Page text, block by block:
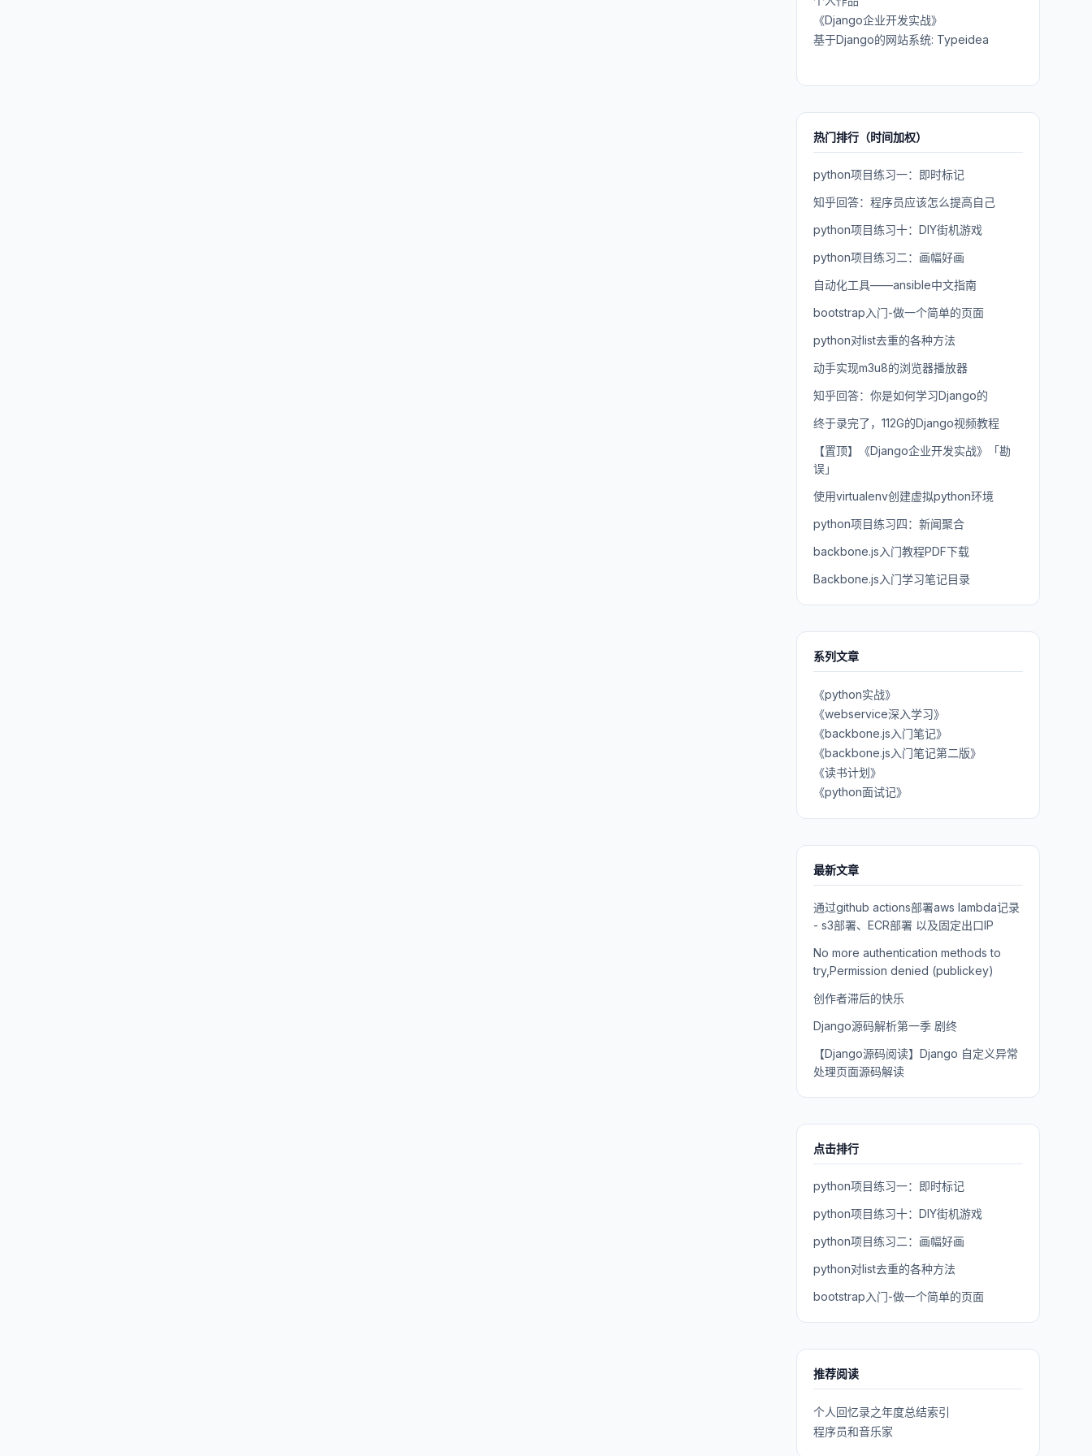
《Django企业开发实战》
基于Django的网站系统: Typeidea
热门排行（时间加权）
python项目练习一：即时标记
知乎回答：程序员应该怎么提高自己
python项目练习十：DIY街机游戏
python项目练习二：画幅好画
自动化工具——ansible中文指南
bootstrap入门-做一个简单的页面
python对list去重的各种方法
动手实现m3u8的浏览器播放器
知乎回答：你是如何学习Django的
终于录完了，112G的Django视频教程
【置顶】《Django企业开发实战》「勘
误」
使用virtualenv创建虚拟python环境
python项目练习四：新闻聚合
backbone.js入门教程PDF下载
Backbone.js入门学习笔记目录
系列文章
《python实战》
《webservice深入学习》
《backbone.js入门笔记》
《backbone.js入门笔记第二版》
《读书计划》
《python面试记》
最新文章
通过github actions部署aws lambda记录
- s3部署、ECR部署 以及固定出口IP
No more authentication methods to
try,Permission denied (publickey)
创作者滞后的快乐
Django源码解析第一季 剧终
【Django源码阅读】Django 自定义异常
处理页面源码解读
点击排行
python项目练习一：即时标记
python项目练习十：DIY街机游戏
python项目练习二：画幅好画
python对list去重的各种方法
bootstrap入门-做一个简单的页面
推荐阅读
个人回忆录之年度总结索引
程序员和音乐家